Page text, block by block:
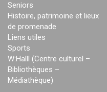
Seniors
Histoire, patrimoine et lieux
de promenade
Liens utiles
Sports
W:Halll (Centre culturel –
Bibliothèques –
Médiathèque)